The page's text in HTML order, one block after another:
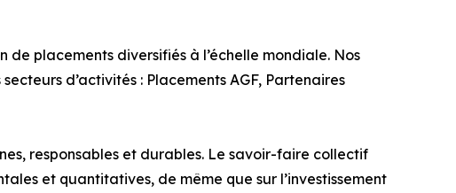
de placements diversifiés à l’échelle mondiale. Nos
d’activités : Placements AGF, Partenaires
responsables et durables. Le savoir-faire collectif
et quantitatives, de même que sur l’investissement